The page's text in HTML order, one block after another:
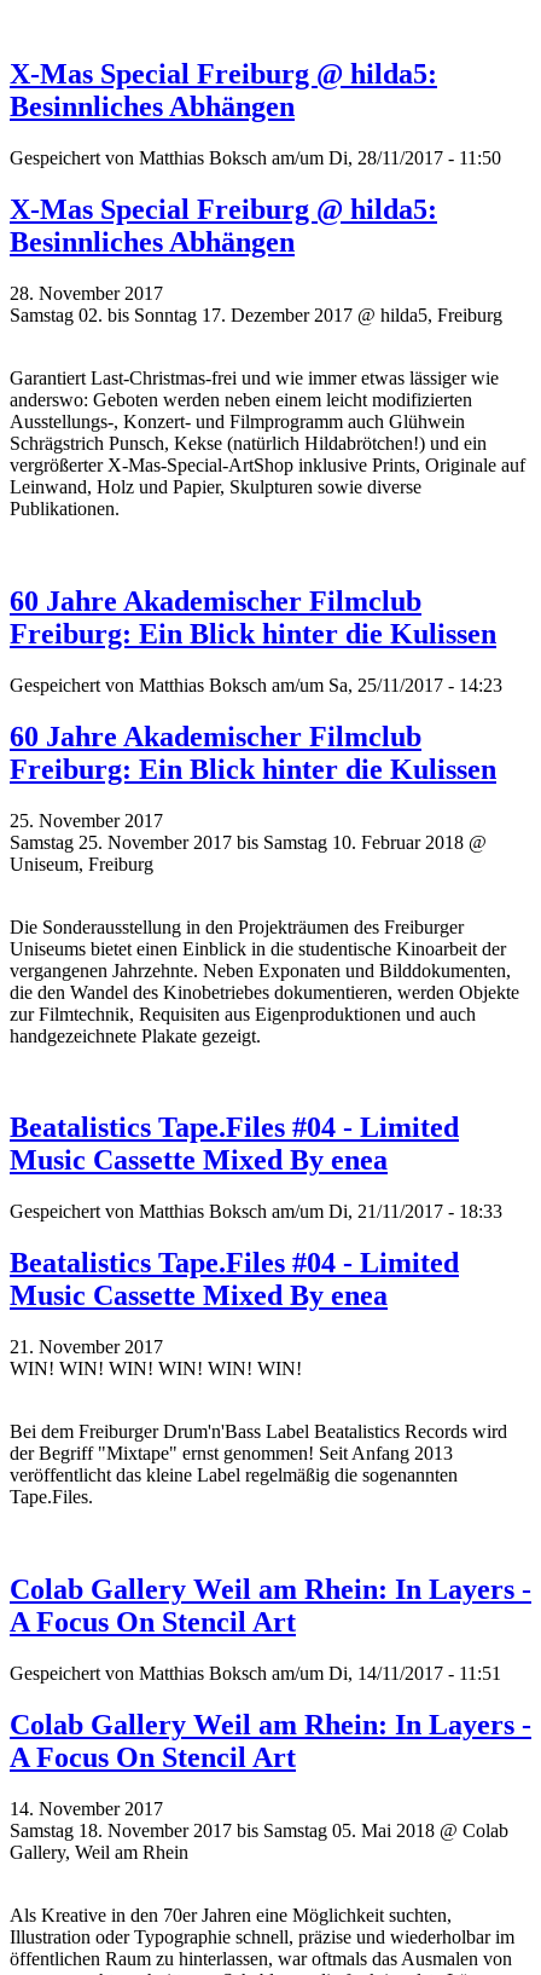
X-Mas Special Freiburg @ hilda5:
Besinnliches Abhängen
Gespeichert von Matthias Boksch am/um Di, 28/11/2017 - 11:50
X-Mas Special Freiburg @ hilda5:
Besinnliches Abhängen
28. November 2017
Samstag 02. bis Sonntag 17. Dezember 2017 @ hilda5, Freiburg
Garantiert Last-Christmas-frei und wie immer etwas lässiger wie
anderswo: Geboten werden neben einem leicht modifizierten
Ausstellungs-, Konzert- und Filmprogramm auch Glühwein
Schrägstrich Punsch, Kekse (natürlich Hildabrötchen!) und ein
vergrößerter X-Mas-Special-ArtShop inklusive Prints, Originale auf
Leinwand, Holz und Papier, Skulpturen sowie diverse
Publikationen.
60 Jahre Akademischer Filmclub
Freiburg: Ein Blick hinter die Kulissen
Gespeichert von Matthias Boksch am/um Sa, 25/11/2017 - 14:23
60 Jahre Akademischer Filmclub
Freiburg: Ein Blick hinter die Kulissen
25. November 2017
Samstag 25. November 2017 bis Samstag 10. Februar 2018 @
Uniseum, Freiburg
Die Sonderausstellung in den Projekträumen des Freiburger
Uniseums bietet einen Einblick in die studentische Kinoarbeit der
vergangenen Jahrzehnte. Neben Exponaten und Bilddokumenten,
die den Wandel des Kinobetriebes dokumentieren, werden Objekte
zur Filmtechnik, Requisiten aus Eigenproduktionen und auch
handgezeichnete Plakate gezeigt.
Beatalistics Tape.Files #04 - Limited
Music Cassette Mixed By enea
Gespeichert von Matthias Boksch am/um Di, 21/11/2017 - 18:33
Beatalistics Tape.Files #04 - Limited
Music Cassette Mixed By enea
21. November 2017
WIN! WIN! WIN! WIN! WIN! WIN!
Bei dem Freiburger Drum'n'Bass Label Beatalistics Records wird
der Begriff "Mixtape" ernst genommen! Seit Anfang 2013
veröffentlicht das kleine Label regelmäßig die sogenannten
Tape.Files.
Colab Gallery Weil am Rhein: In Layers -
A Focus On Stencil Art
Gespeichert von Matthias Boksch am/um Di, 14/11/2017 - 11:51
Colab Gallery Weil am Rhein: In Layers -
A Focus On Stencil Art
14. November 2017
Samstag 18. November 2017 bis Samstag 05. Mai 2018 @ Colab
Gallery, Weil am Rhein
Als Kreative in den 70er Jahren eine Möglichkeit suchten,
Illustration oder Typographie schnell, präzise und wiederholbar im
öffentlichen Raum zu hinterlassen, war oftmals das Ausmalen von